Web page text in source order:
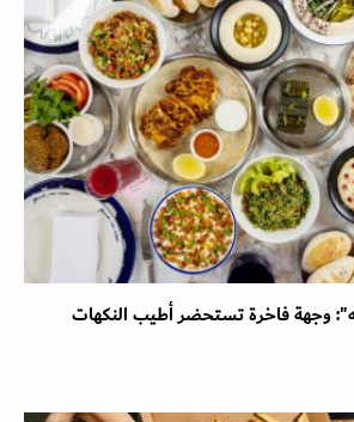
وجهة فاخرة تستحضر أطيب النكهات